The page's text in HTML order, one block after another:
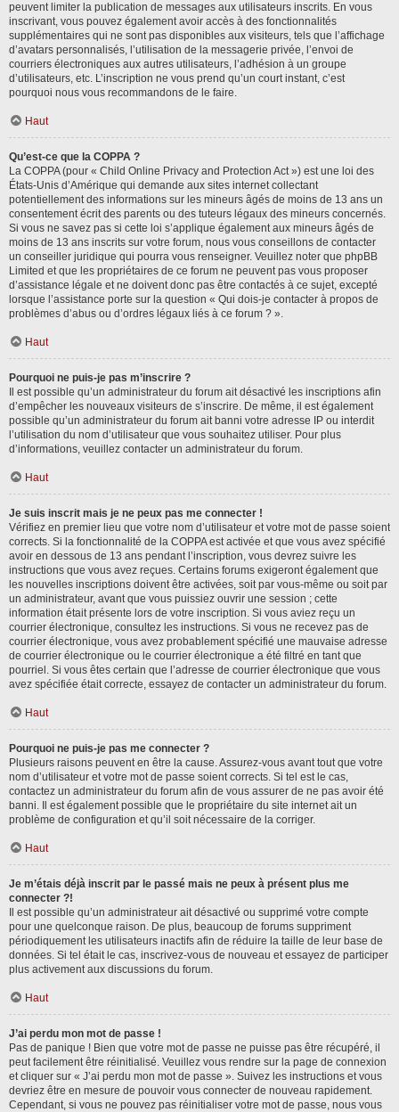
peuvent limiter la publication de messages aux utilisateurs inscrits. En vous
inscrivant, vous pouvez également avoir accès à des fonctionnalités
supplémentaires qui ne sont pas disponibles aux visiteurs, tels que l’affichage
d’avatars personnalisés, l’utilisation de la messagerie privée, l’envoi de
courriers électroniques aux autres utilisateurs, l’adhésion à un groupe
d’utilisateurs, etc. L’inscription ne vous prend qu’un court instant, c’est
pourquoi nous vous recommandons de le faire.
Haut
Qu’est-ce que la COPPA ?
La COPPA (pour « Child Online Privacy and Protection Act ») est une loi des
États-Unis d’Amérique qui demande aux sites internet collectant
potentiellement des informations sur les mineurs âgés de moins de 13 ans un
consentement écrit des parents ou des tuteurs légaux des mineurs concernés.
Si vous ne savez pas si cette loi s’applique également aux mineurs âgés de
moins de 13 ans inscrits sur votre forum, nous vous conseillons de contacter
un conseiller juridique qui pourra vous renseigner. Veuillez noter que phpBB
Limited et que les propriétaires de ce forum ne peuvent pas vous proposer
d’assistance légale et ne doivent donc pas être contactés à ce sujet, excepté
lorsque l’assistance porte sur la question « Qui dois-je contacter à propos de
problèmes d’abus ou d’ordres légaux liés à ce forum ? ».
Haut
Pourquoi ne puis-je pas m’inscrire ?
Il est possible qu’un administrateur du forum ait désactivé les inscriptions afin
d’empêcher les nouveaux visiteurs de s’inscrire. De même, il est également
possible qu’un administrateur du forum ait banni votre adresse IP ou interdit
l’utilisation du nom d’utilisateur que vous souhaitez utiliser. Pour plus
d’informations, veuillez contacter un administrateur du forum.
Haut
Je suis inscrit mais je ne peux pas me connecter !
Vérifiez en premier lieu que votre nom d’utilisateur et votre mot de passe soient
corrects. Si la fonctionnalité de la COPPA est activée et que vous avez spécifié
avoir en dessous de 13 ans pendant l’inscription, vous devrez suivre les
instructions que vous avez reçues. Certains forums exigeront également que
les nouvelles inscriptions doivent être activées, soit par vous-même ou soit par
un administrateur, avant que vous puissiez ouvrir une session ; cette
information était présente lors de votre inscription. Si vous aviez reçu un
courrier électronique, consultez les instructions. Si vous ne recevez pas de
courrier électronique, vous avez probablement spécifié une mauvaise adresse
de courrier électronique ou le courrier électronique a été filtré en tant que
pourriel. Si vous êtes certain que l’adresse de courrier électronique que vous
avez spécifiée était correcte, essayez de contacter un administrateur du forum.
Haut
Pourquoi ne puis-je pas me connecter ?
Plusieurs raisons peuvent en être la cause. Assurez-vous avant tout que votre
nom d’utilisateur et votre mot de passe soient corrects. Si tel est le cas,
contactez un administrateur du forum afin de vous assurer de ne pas avoir été
banni. Il est également possible que le propriétaire du site internet ait un
problème de configuration et qu’il soit nécessaire de la corriger.
Haut
Je m’étais déjà inscrit par le passé mais ne peux à présent plus me
connecter ?!
Il est possible qu’un administrateur ait désactivé ou supprimé votre compte
pour une quelconque raison. De plus, beaucoup de forums suppriment
périodiquement les utilisateurs inactifs afin de réduire la taille de leur base de
données. Si tel était le cas, inscrivez-vous de nouveau et essayez de participer
plus activement aux discussions du forum.
Haut
J’ai perdu mon mot de passe !
Pas de panique ! Bien que votre mot de passe ne puisse pas être récupéré, il
peut facilement être réinitialisé. Veuillez vous rendre sur la page de connexion
et cliquer sur « J’ai perdu mon mot de passe ». Suivez les instructions et vous
devriez être en mesure de pouvoir vous connecter de nouveau rapidement.
Cependant, si vous ne pouvez pas réinitialiser votre mot de passe, nous vous